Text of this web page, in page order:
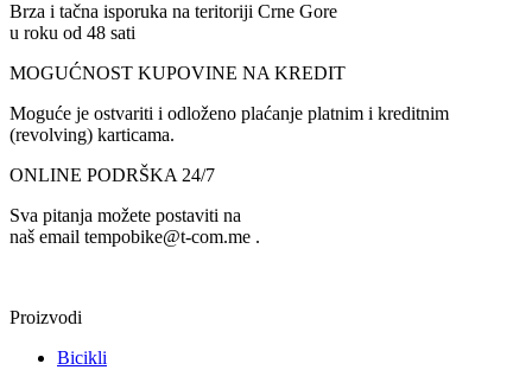
Brza i tačna isporuka na teritoriji Crne Gore
u roku od 48 sati
MOGUĆNOST KUPOVINE NA KREDIT
Moguće je ostvariti i odloženo plaćanje platnim i kreditnim
(revolving) karticama.
ONLINE PODRŠKA 24/7
Sva pitanja možete postaviti na
naš email tempobike@t-com.me .
Proizvodi
Bicikli